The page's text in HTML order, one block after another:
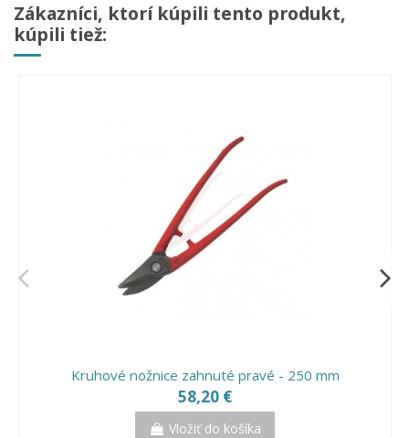
Zákazníci, ktorí kúpili tento produkt,
kúpili tiež:
Kruhové nožnice zahnuté pravé - 250 mm
58,20 €
Vložiť do košíka